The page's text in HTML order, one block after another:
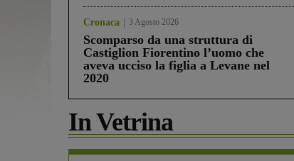
Cronaca 3 Agosto 2026
Scomparso da una struttura di
Castiglion Fiorentino l’uomo che
aveva ucciso la figlia a Levane nel
2020
In Vetrina